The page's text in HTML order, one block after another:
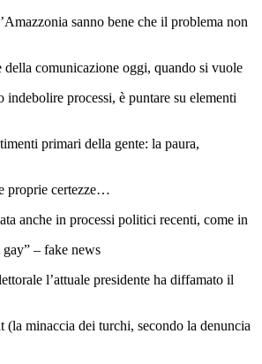
sanno bene che il problema non
della comunicazione oggi, quando si vuole
indebolire processi, è puntare su elementi
primari della gente: la paura,
proprie certezze…
anche in processi politici recenti, come in
– fake news
l’attuale presidente ha diffamato il
(la minaccia dei turchi, secondo la denuncia